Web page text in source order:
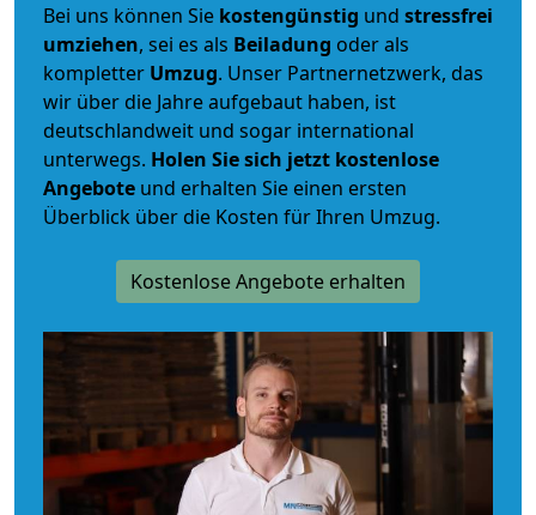
Bei uns können Sie kostengünstig und stressfrei
umziehen, sei es als Beiladung oder als
kompletter Umzug. Unser Partnernetzwerk, das
wir über die Jahre aufgebaut haben, ist
deutschlandweit und sogar international
unterwegs. Holen Sie sich jetzt kostenlose
Angebote und erhalten Sie einen ersten
Überblick über die Kosten für Ihren Umzug.
Kostenlose Angebote erhalten